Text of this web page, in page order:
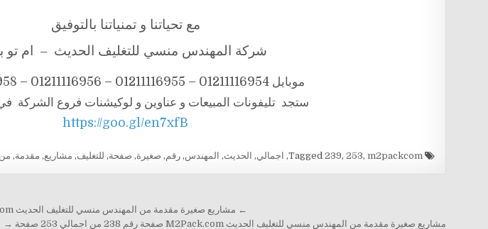
مع تحياتنا و تمنياتنا بالتوفيق
شركة المهندس منسي للتغليف الحديث – ام تو
موبايل 01211116954 – 01211116955 – 01211116956 – 01211116958
ستجد تليفونات المبيعات و عناوين و لوكيشنات فروع الشركة
https://goo.gl/en7xfB
Tagged
239, 253, m2packcom
, اجمالي, الحديث, المهندس,رقم, صغيرة, صفحة, للتغليف, مشاريع, مقدمة, من
← مشاريع صغيرة مقدمة من المهندس منسي للتغليف الحديث M2Pack.com صفحة رقم 235 من اجمالي 253 صفحة
مشاريع صغيرة مقدمة من المهندس منسي للتغليف الحديث M2Pack.com صفحة رقم 238 من اجمالي 253 صفحة →